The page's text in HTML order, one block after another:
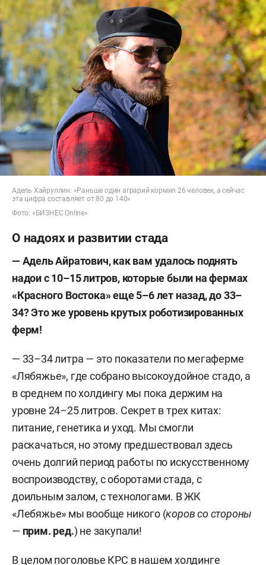
Адель Хайруллин: «Раньше один аграрий кормил 26 человек, а сейчас
эта цифра составляет от 80 до 140»
Фото: «БИЗНЕС Online»
О надоях и развитии стада
— Адель Айратович, как вам удалось поднять
надои с 10–15 литров, которые были на фермах
«Красного Востока» еще 5–6 лет назад, до 33–
34? Это же уровень крутых роботизированных
ферм!
— 33–34 литра — это показатели по мегаферме
«Лябяжье», где собрано высокоудойное стадо, а
в среднем по холдингу мы пока держим на
уровне 24–25 литров. Секрет в трех китах:
питание, генетика и уход. Мы смогли
раскачаться, но этому предшествовал здесь
очень долгий период работы по искусственному
воспроизводству, с оборотами стада, с
доильным залом, с технологами. В ЖК
«Лебяжье» мы вообще никого (коров со стороны
— прим. ред.) не закупали!
В целом поголовье КРС в нашем холдинге